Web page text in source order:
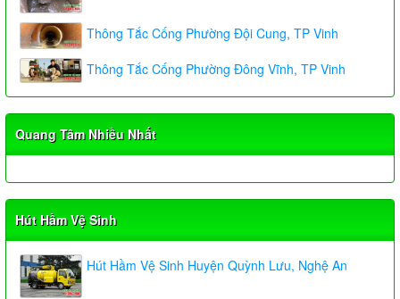
Thông Tắc Cống Phường Đội Cung, TP Vinh
Thông Tắc Cống Phường Đông Vĩnh, TP Vinh
Quang Tâm Nhiều Nhất
Hút Hầm Vệ Sinh
Hút Hầm Vệ Sinh Huyện Quỳnh Lưu, Nghệ An